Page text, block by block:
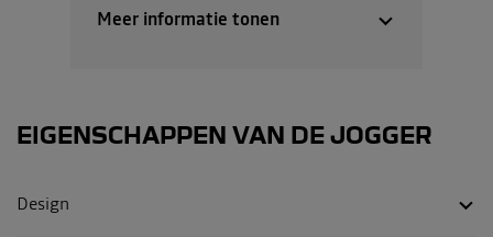
Meer informatie tonen
EIGENSCHAPPEN VAN DE JOGGER
Design